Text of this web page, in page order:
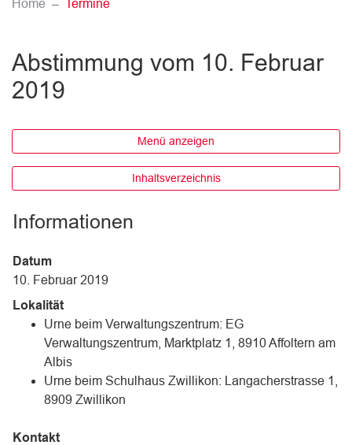
Home Termine(ausgewählt)
Abstimmung vom 10. Februar
2019
Menü anzeigen
Inhaltsverzeichnis
Informationen
Datum
10. Februar 2019
Lokalität
Urne beim Verwaltungszentrum: EG
Verwaltungszentrum, Marktplatz 1, 8910 Affoltern am
Albis
Urne beim Schulhaus Zwillikon: Langacherstrasse 1,
8909 Zwillikon
Kontakt